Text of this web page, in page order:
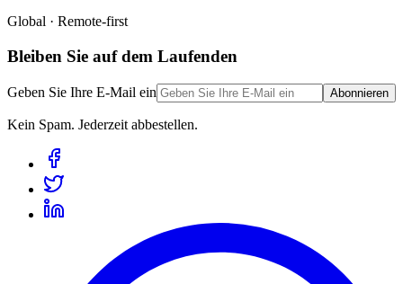
Global · Remote-first
Bleiben Sie auf dem Laufenden
Geben Sie Ihre E-Mail ein Abonnieren
Kein Spam. Jederzeit abbestellen.